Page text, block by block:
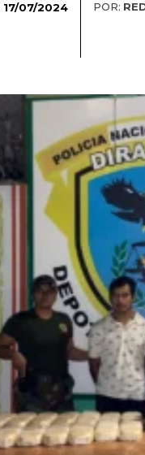
17/07/2024 POR: